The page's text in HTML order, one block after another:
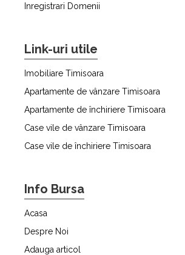
Inregistrari Domenii
Link-uri utile
Imobiliare Timisoara
Apartamente de vânzare Timisoara
Apartamente de închiriere Timisoara
Case vile de vânzare Timisoara
Case vile de închiriere Timisoara
Info Bursa
Acasa
Despre Noi
Adauga articol